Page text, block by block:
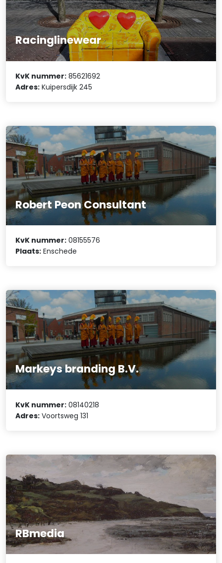
Racinglinewear
KvK nummer: 85621692
Adres: Kuipersdijk 245
Robert Peon Consultant
KvK nummer: 08155576
Plaats: Enschede
Markeys branding B.V.
KvK nummer: 08140218
Adres: Voortsweg 131
RBmedia